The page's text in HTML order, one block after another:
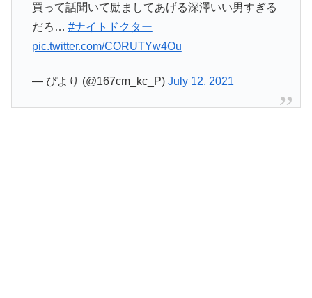
買って話聞いて励ましてあげる深澤いい男すぎる
だろ… #ナイトドクター
pic.twitter.com/CORUTYw4Ou
— ぴより (@167cm_kc_P) July 12, 2021